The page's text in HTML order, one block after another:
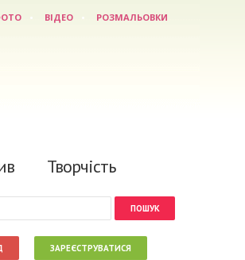
ВІДЕО РОЗМАЛЬОВКИ
Творчість
форма
ЗАРЕЄСТРУВАТИСЯ